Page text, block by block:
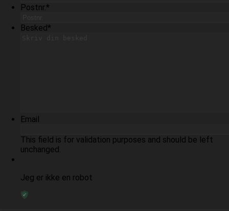
Postnr.*
Besked*
Email
This field is for validation purposes and should be left
unchanged.
Jeg er ikke en robot